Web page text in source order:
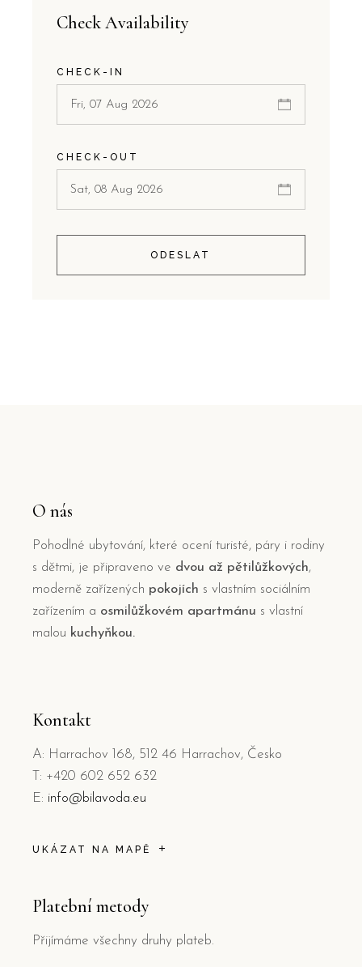
Check Availability
CHECK-IN
CHECK-OUT
ODESLAT
O nás
Pohodlné ubytování, které ocení turisté, páry i rodiny
s dětmi, je připraveno ve dvou až pětilůžkových,
moderně zařízených pokojích s vlastním sociálním
zařízením a osmilůžkovém apartmánu s vlastní
malou kuchyňkou.
Kontakt
A: Harrachov 168, 512 46 Harrachov, Česko
T: +420 602 652 632
E: info@bilavoda.eu
UKÁZAT NA MAPĚ
Platební metody
Přijímáme všechny druhy plateb.